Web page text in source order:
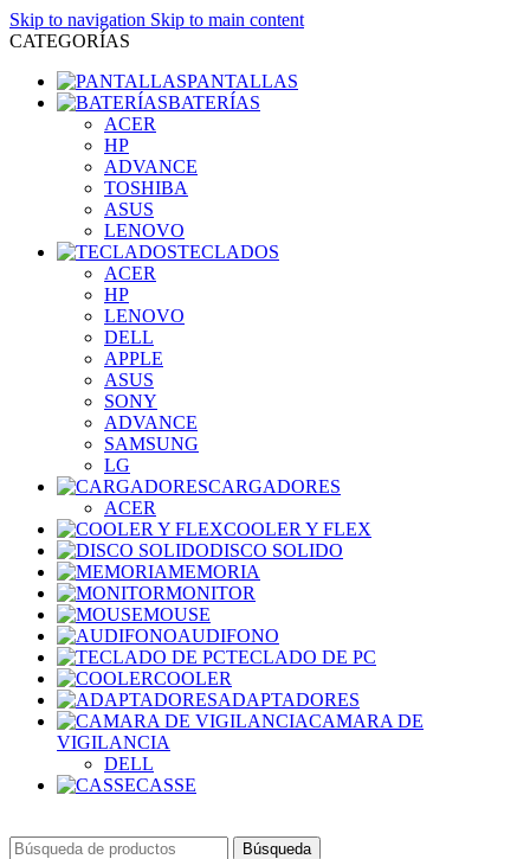
Skip to navigation Skip to main content
CATEGORÍAS
PANTALLAS
BATERÍAS
ACER
HP
ADVANCE
TOSHIBA
ASUS
LENOVO
TECLADOS
ACER
HP
LENOVO
DELL
APPLE
ASUS
SONY
ADVANCE
SAMSUNG
LG
CARGADORES
ACER
COOLER Y FLEX
DISCO SOLIDO
MEMORIA
MONITOR
MOUSE
AUDIFONO
TECLADO DE PC
COOLER
ADAPTADORES
CAMARA DE
VIGILANCIA
DELL
CASSE
Búsqueda